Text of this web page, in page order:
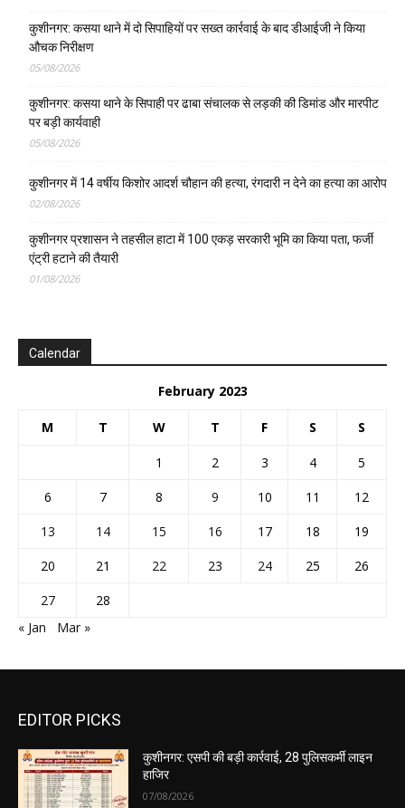
कुशीनगर: कसया थाने में दो सिपाहियों पर सख्त कार्रवाई के बाद डीआईजी ने किया
औचक निरीक्षण
05/08/2026
कुशीनगर: कसया थाने के सिपाही पर ढाबा संचालक से लड़की की डिमांड और मारपीट
पर बड़ी कार्यवाही
05/08/2026
कुशीनगर में 14 वर्षीय किशोर आदर्श चौहान की हत्या, रंगदारी न देने का हत्या का आरोप
02/08/2026
कुशीनगर प्रशासन ने तहसील हाटा में 100 एकड़ सरकारी भूमि का किया पता, फर्जी
एंट्री हटाने की तैयारी
01/08/2026
Calendar
February 2023
M T W T F S S
1 2 3 4
5
6
7 8 9 10 11
12
13
14 15 16 17 18
19
20
21 22 23 24 25
26
27
28
« Jan
Mar »
EDITOR PICKS
कुशीनगर: एसपी की बड़ी कार्रवाई, 28 पुलिसकर्मी लाइन
हाजिर
07/08/2026